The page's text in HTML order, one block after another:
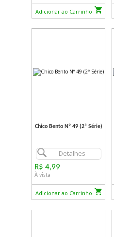
Adicionar ao Carrinho
Chico Bento Nº 49 (2ª Série)
Detalhes
R$ 4,99
À vista
Adicionar ao Carrinho